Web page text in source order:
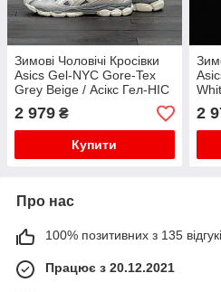
Зимові Чоловічі Кросівки
Asics Gel-NYC Gore-Tex
Grey Beige / Асікс Гел-НІС
Гор Текс Сірі з Бежевим
2 979 ₴
Купити
з
2
Про нас
100% позитивних з 135
Працює з 20.12.2021